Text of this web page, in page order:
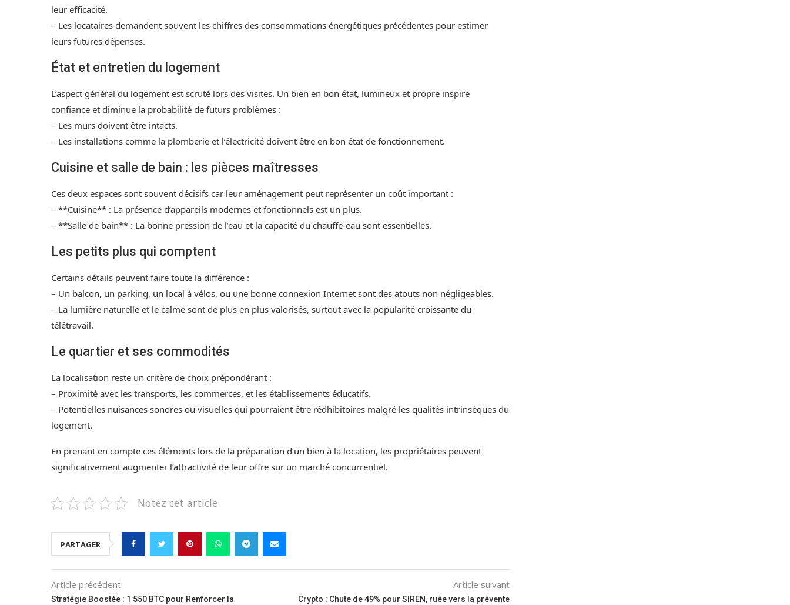
leur efficacité.
– Les locataires demandent souvent les chiffres des consommations énergétiques précédentes pour estimer
leurs futures dépenses.
État et entretien du logement
L’aspect général du logement est scruté lors des visites. Un bien en bon état, lumineux et propre inspire
confiance et diminue la probabilité de futurs problèmes :
– Les murs doivent être intacts.
– Les installations comme la plomberie et l’électricité doivent être en bon état de fonctionnement.
Cuisine et salle de bain : les pièces maîtresses
Ces deux espaces sont souvent décisifs car leur aménagement peut représenter un coût important :
– **Cuisine** : La présence d’appareils modernes et fonctionnels est un plus.
– **Salle de bain** : La bonne pression de l’eau et la capacité du chauffe-eau sont essentielles.
Les petits plus qui comptent
Certains détails peuvent faire toute la différence :
– Un balcon, un parking, un local à vélos, ou une bonne connexion Internet sont des atouts non négligeables.
– La lumière naturelle et le calme sont de plus en plus valorisés, surtout avec la popularité croissante du
télétravail.
Le quartier et ses commodités
La localisation reste un critère de choix prépondérant :
– Proximité avec les transports, les commerces, et les établissements éducatifs.
– Potentielles nuisances sonores ou visuelles qui pourraient être rédhibitoires malgré les qualités intrinsèques du
logement.
En prenant en compte ces éléments lors de la préparation d’un bien à la location, les propriétaires peuvent
significativement augmenter l’attractivité de leur offre sur un marché concurrentiel.
Notez cet article
PARTAGER
Article précédent
Stratégie Boostée : 1 550 BTC pour Renforcer la
Article suivant
Crypto : Chute de 49% pour SIREN, ruée vers la prévente